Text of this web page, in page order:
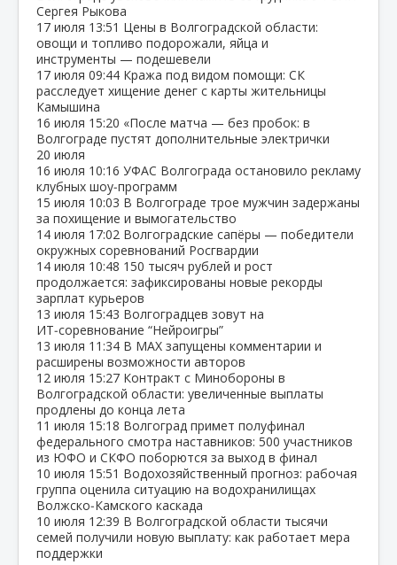
Сергея Рыкова
17 июля 13:51 Цены в Волгоградской области:
овощи и топливо подорожали, яйца и
инструменты — подешевели
17 июля 09:44 Кража под видом помощи: СК
расследует хищение денег с карты жительницы
Камышина
16 июля 15:20 «После матча — без пробок: в
Волгограде пустят дополнительные электрички
20 июля
16 июля 10:16 УФАС Волгограда остановило рекламу
клубных шоу‑программ
15 июля 10:03 В Волгограде трое мужчин задержаны
за похищение и вымогательство
14 июля 17:02 Волгоградские сапёры — победители
окружных соревнований Росгвардии
14 июля 10:48 150 тысяч рублей и рост
продолжается: зафиксированы новые рекорды
зарплат курьеров
13 июля 15:43 Волгоградцев зовут на
ИТ‑соревнование “Нейроигры”
13 июля 11:34 В МАХ запущены комментарии и
расширены возможности авторов
12 июля 15:27 Контракт с Минобороны в
Волгоградской области: увеличенные выплаты
продлены до конца лета
11 июля 15:18 Волгоград примет полуфинал
федерального смотра наставников: 500 участников
из ЮФО и СКФО поборются за выход в финал
10 июля 15:51 Водохозяйственный прогноз: рабочая
группа оценила ситуацию на водохранилищах
Волжско‑Камского каскада
10 июля 12:39 В Волгоградской области тысячи
семей получили новую выплату: как работает мера
поддержки